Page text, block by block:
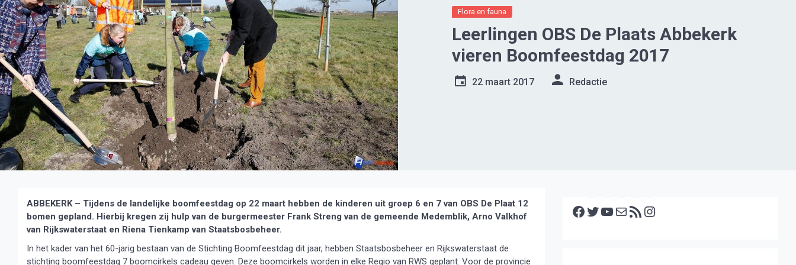
Flora en fauna
Leerlingen OBS De Plaats Abbekerk
vieren Boomfeestdag 2017
22 maart 2017 Redactie
ABBEKERK – Tijdens de landelijke boomfeestdag op 22 maart hebben de kinderen uit groep 6 en 7 van OBS De Plaat 12
bomen gepland. Hierbij kregen zij hulp van de burgermeester Frank Streng van de gemeende Medemblik, Arno Valkhof
van Rijkswaterstaat en Riena Tienkamp van Staatsbosbeheer.
In het kader van het 60-jarig bestaan van de Stichting Boomfeestdag dit jaar, hebben Staatsbosbeheer en Rijkswaterstaat de
stichting boomfeestdag 7 boomcirkels cadeau geven. Deze boomcirkels worden in elke Regio van RWS geplant. Voor de provincie
Facebook Twitter YouTube E-mail RSS feed